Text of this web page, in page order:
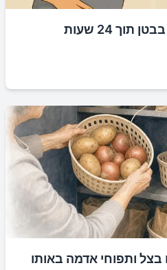
ותפוחי אדמה באותו